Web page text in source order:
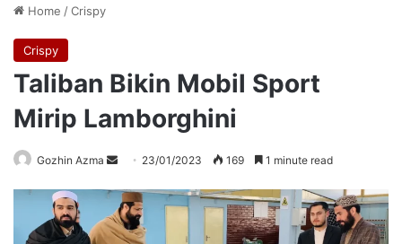
Home /Crispy
Crispy
Taliban Bikin Mobil Sport
Mirip Lamborghini
Gozhin Azma
Send
email
23/01/2023 169 1 minute read